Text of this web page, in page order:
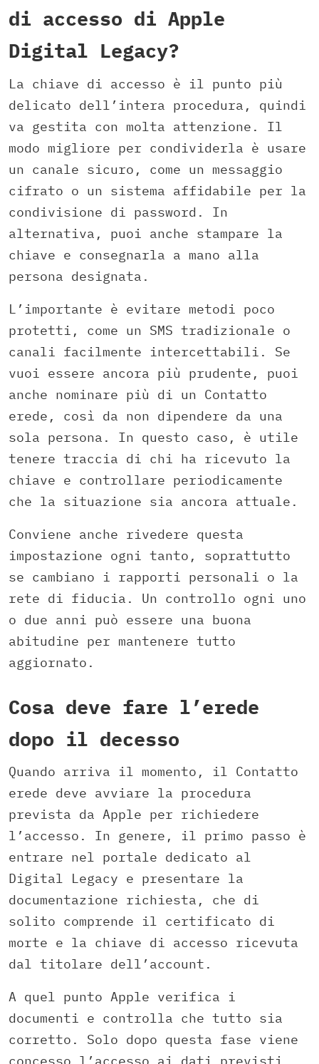
di accesso di Apple
Digital Legacy?
La chiave di accesso è il punto più
delicato dell’intera procedura, quindi
va gestita con molta attenzione. Il
modo migliore per condividerla è usare
un canale sicuro, come un messaggio
cifrato o un sistema affidabile per la
condivisione di password. In
alternativa, puoi anche stampare la
chiave e consegnarla a mano alla
persona designata.
L’importante è evitare metodi poco
protetti, come un SMS tradizionale o
canali facilmente intercettabili. Se
vuoi essere ancora più prudente, puoi
anche nominare più di un Contatto
erede, così da non dipendere da una
sola persona. In questo caso, è utile
tenere traccia di chi ha ricevuto la
chiave e controllare periodicamente
che la situazione sia ancora attuale.
Conviene anche rivedere questa
impostazione ogni tanto, soprattutto
se cambiano i rapporti personali o la
rete di fiducia. Un controllo ogni uno
o due anni può essere una buona
abitudine per mantenere tutto
aggiornato.
Cosa deve fare l’erede
dopo il decesso
Quando arriva il momento, il Contatto
erede deve avviare la procedura
prevista da Apple per richiedere
l’accesso. In genere, il primo passo è
entrare nel portale dedicato al
Digital Legacy e presentare la
documentazione richiesta, che di
solito comprende il certificato di
morte e la chiave di accesso ricevuta
dal titolare dell’account.
A quel punto Apple verifica i
documenti e controlla che tutto sia
corretto. Solo dopo questa fase viene